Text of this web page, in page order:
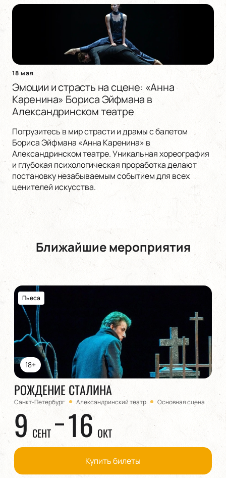
18 мая
Эмоции и страсть на сцене: «Анна
Каренина» Бориса Эйфмана в
Александринском театре
Погрузитесь в мир страсти и драмы с балетом
Бориса Эйфмана «Анна Каренина» в
Александринском театре. Уникальная хореография
и глубокая психологическая проработка делают
постановку незабываемым событием для всех
ценителей искусства.
Ближайшие мероприятия
18+
Пьеса
РОЖДЕНИЕ СТАЛИНА
Санкт-Петербург Александринский театр Основная сцена
9 СЕНТ 16 ОКТ
Купить билеты